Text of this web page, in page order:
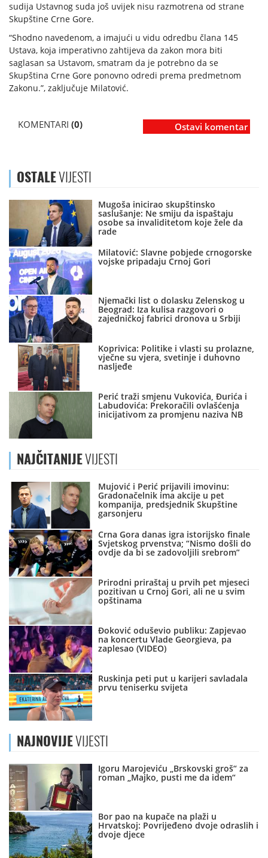
sudija Ustavnog suda još uvijek nisu razmotrena od strane
Skupštine Crne Gore.
“Shodno navedenom, a imajući u vidu odredbu člana 145
Ustava, koja imperativno zahtijeva da zakon mora biti
saglasan sa Ustavom, smatram da je potrebno da se
Skupština Crne Gore ponovno odredi prema predmetnom
Zakonu.”, zaključuje Milatović.
KOMENTARI (0) Ostavi komentar
OSTALEVIJESTI
Mugoša inicirao skupštinsko
saslušanje: Ne smiju da ispaštaju
osobe sa invaliditetom koje žele da
rade
Milatović: Slavne pobjede crnogorske
vojske pripadaju Crnoj Gori
Njemački list o dolasku Zelenskog u
Beograd: Iza kulisa razgovori o
zajedničkoj fabrici dronova u Srbiji
Koprivica: Politike i vlasti su prolazne,
vječne su vjera, svetinje i duhovno
nasljeđe
Perić traži smjenu Vukovića, Đurića i
Labudovića: Prekoračili ovlašćenja
inicijativom za promjenu naziva NB
NAJČITANIJEVIJESTI
Mujović i Perić prijavili imovinu:
Gradonačelnik ima akcije u pet
kompanija, predsjednik Skupštine
garsonjeru
Crna Gora danas igra istorijsko finale
Svjetskog prvenstva; “Nismo došli do
ovdje da bi se zadovoljili srebrom”
Prirodni priraštaj u prvih pet mjeseci
pozitivan u Crnoj Gori, ali ne u svim
opštinama
Đoković oduševio publiku: Zapjevao
na koncertu Vlade Georgieva, pa
zaplesao (VIDEO)
Ruskinja peti put u karijeri savladala
prvu teniserku svijeta
NAJNOVIJEVIJESTI
Igoru Marojeviću „Brskovski groš“ za
roman „Majko, pusti me da idem“
Bor pao na kupače na plaži u
Hrvatskoj: Povrijeđeno dvoje odraslih i
dvoje djece